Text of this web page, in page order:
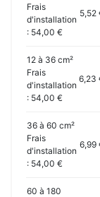
Frais
d'installation
: 54,00 €
5,52
12 à 36 cm²
Frais
d'installation
: 54,00 €
6,23
36 à 60 cm²
Frais
d'installation
: 54,00 €
6,99
60 à 180